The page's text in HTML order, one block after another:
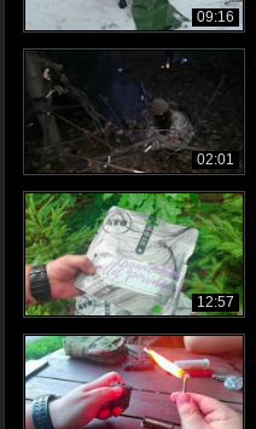
09:16
02:01
12:57